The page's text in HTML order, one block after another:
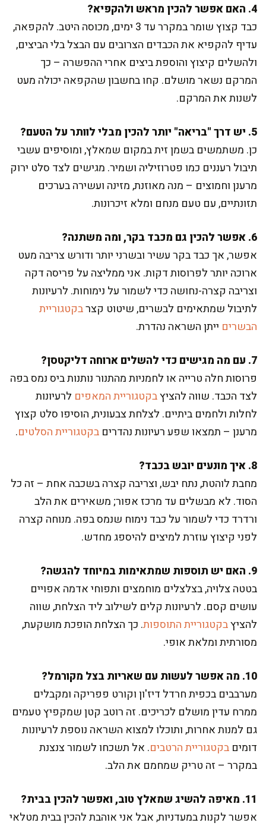
4. האם אפשר להכין מראש ולהקפיא?
כבד קצוץ שומר במקרר עד 3 ימים, מכוסה היטב. להקפאה,
עדיף להקפיא את הכבדים הצרובים עם הבצל בלי הביצים,
ולהשלים קיצוץ והוספת ביצים אחרי ההפשרה – כך
המרקם נשאר מושלם. קחו בחשבון שהקפאה יכולה מעט
לשנות את המרקם.
5. יש דרך "בריאה" יותר להכין מבלי לוותר על הטעם?
כן. משתמשים בשמן זית במקום שמאלץ, ומוסיפים עשבי
תיבול רעננים כמו פטרוזיליה ושמיר. מגישים לצד סלט ירוק
מרענן וחמוצים – מנה מאוזנת, מזינה ועשירה בערכים
תזונתיים, עם טעם מנחם ומלא זיכרונות.
6. אפשר להכין גם מכבד בקר, ומה משתנה?
אפשר, אך כבד בקר עשיר ובשרני יותר ודורש צריבה מעט
ארוכה יותר לפרוסות דקות. אני ממליצה על פריסה דקה
וצריבה קצרה-נחושה כדי לשמור על נימוחות. לרעיונות
לתיבול שמתאימים לבשרים, שיטוט קצרבקטגוריית
הבשרים ייתן השראה נהדרת.
7. עם מה מגישים כדי להשלים ארוחה דליקטסן?
פרוסות חלה טרייה או לחמניות מהתנור נותנות ביס נמס בפה
לצד הכבד. שווה להציץבקטגוריית המאפים לרעיונות
לחלות ולחמים ביתיים. לצלחת צבעונית, הוסיפו סלט קצוץ
מרענן – תמצאו שפע רעיונות נהדרים בקטגוריית הסלטים.
8. איך מונעים יובש בכבד?
מחבת לוהטת, נתח יבש, וצריבה קצרה בשכבה אחת – זה כל
הסוד. לא מבשלים עד מרכז אפור; משאירים את הלב
ורדרד כדי לשמור על כבד נימוח שנמס בפה. מנוחה קצרה
לפני קיצוץ עוזרת למיצים להיספג מחדש.
9. האם יש תוספות שמתאימות במיוחד להגשה?
בטטה צלויה, בצלצלים מוחמצים ותפוחי אדמה אפויים
עושים קסם. לרעיונות קלים לשילוב ליד הצלחת, שווה
להציץבקטגוריית התוספות. כך הצלחת הופכת מושקעת,
מסורתית ומלאת אופי.
10. מה אפשר לעשות עם שאריות בצל מקורמל?
מערבבים בכפית חרדל דיז'ון וקורט פפריקה ומקבלים
ממרח עדין מושלם לכריכים. זה רוטב קטן שמקפיץ טעמים
גם למנות אחרות, ותוכלו למצוא השראה נוספת לרעיונות
דומים בקטגוריית הרטבים. אל תשכחו לשמור צנצנת
במקרר – זה טריק שמחמם את הלב.
11. מאיפה להשיג שמאלץ טוב, ואפשר להכין בבית?
אפשר לקנות במעדניות, אבל אני אוהבת להכין בבית מטלאי